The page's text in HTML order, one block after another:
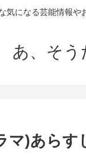
気になる芸能情報
あ、そう
)あらす